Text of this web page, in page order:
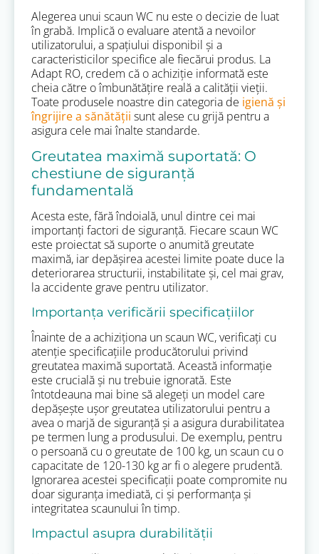
Alegerea unui scaun WC nu este o decizie de luat
în grabă. Implică o evaluare atentă a nevoilor
utilizatorului, a spațiului disponibil și a
caracteristicilor specifice ale fiecărui produs. La
Adapt RO, credem că o achiziție informată este
cheia către o îmbunătățire reală a calității vieții.
Toate produsele noastre din categoria de igienă și
îngrijire a sănătății sunt alese cu grijă pentru a
asigura cele mai înalte standarde.
Greutatea maximă suportată: O
chestiune de siguranță
fundamentală
Acesta este, fără îndoială, unul dintre cei mai
importanți factori de siguranță. Fiecare scaun WC
este proiectat să suporte o anumită greutate
maximă, iar depășirea acestei limite poate duce la
deteriorarea structurii, instabilitate și, cel mai grav,
la accidente grave pentru utilizator.
Importanța verificării specificațiilor
Înainte de a achiziționa un scaun WC, verificați cu
atenție specificațiile producătorului privind
greutatea maximă suportată. Această informație
este crucială și nu trebuie ignorată. Este
întotdeauna mai bine să alegeți un model care
depășește ușor greutatea utilizatorului pentru a
avea o marjă de siguranță și a asigura durabilitatea
pe termen lung a produsului. De exemplu, pentru
o persoană cu o greutate de 100 kg, un scaun cu o
capacitate de 120-130 kg ar fi o alegere prudentă.
Ignorarea acestei specificații poate compromite nu
doar siguranța imediată, ci și performanța și
integritatea scaunului în timp.
Impactul asupra durabilității